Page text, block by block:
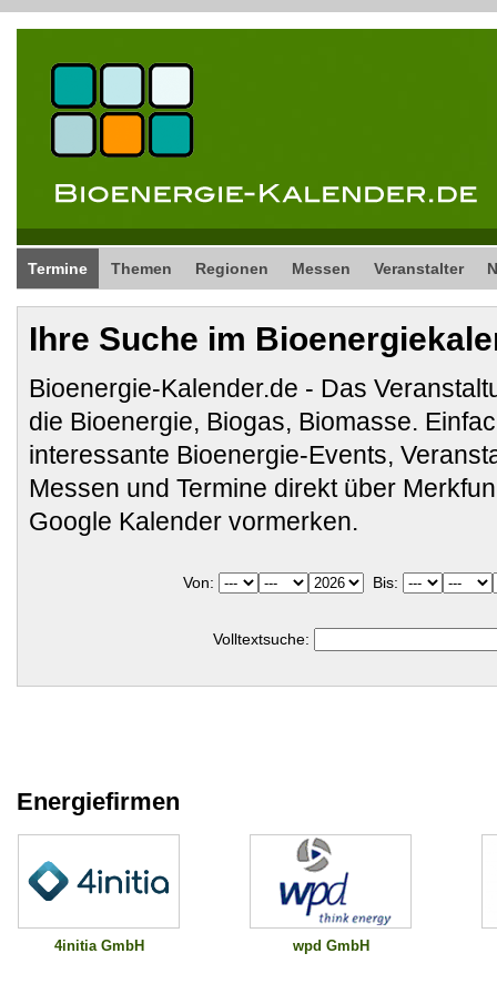
Termine Themen Regionen Messen Veranstalter
Ihre Suche im
Bioenergie-Kalender.de - Das
die Bioenergie, Biogas, Biomasse.
interessante Bioenergie-Events,
Messen und Termine direkt über
Google Kalender vormerken.
Von: Bis:
Volltextsuche:
Energiefirmen
4initia GmbH wpd GmbH